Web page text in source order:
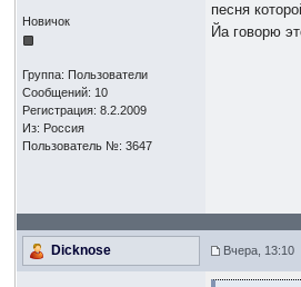
Новичок
Группа: Пользователи
Сообщений: 10
Регистрация: 8.2.2009
Из: Россия
Пользователь №: 3647
песня
Йа говорю
Dicknose Вчера, 13:10